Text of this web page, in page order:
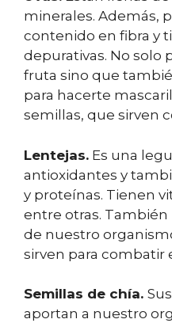
minerales. Además,
contenido en fibra y
depurativas. No solo
fruta sino que
para hacerte
semillas, que sirven
Lentejas. Es una
antioxidantes y
y proteínas. Tienen
entre otras.
de nuestro
sirven para combatir
Semillas de chía.
aportan a nuestro